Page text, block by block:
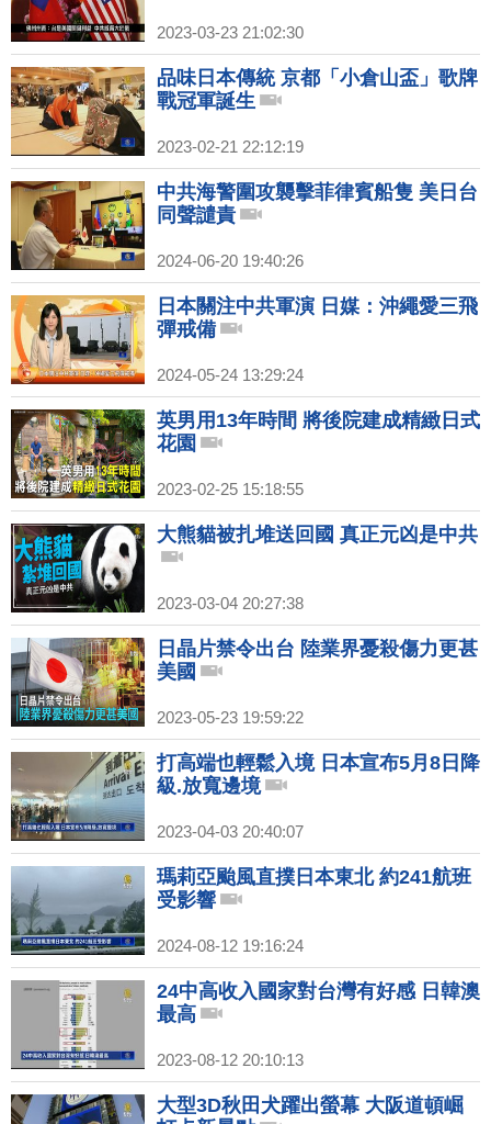
2023-03-23 21:02:30
品味日本傳統 京都「小倉山盃」歌牌
戰冠軍誕生
2023-02-21 22:12:19
中共海警圍攻襲擊菲律賓船隻 美日台
同聲譴責
2024-06-20 19:40:26
日本關注中共軍演 日媒：沖繩愛三飛
彈戒備
2024-05-24 13:29:24
英男用13年時間 將後院建成精緻日式
花園
2023-02-25 15:18:55
大熊貓被扎堆送回國 真正元凶是中共
2023-03-04 20:27:38
日晶片禁令出台 陸業界憂殺傷力更甚
美國
2023-05-23 19:59:22
打高端也輕鬆入境 日本宣布5月8日降
級.放寬邊境
2023-04-03 20:40:07
瑪莉亞颱風直撲日本東北 約241航班
受影響
2024-08-12 19:16:24
24中高收入國家對台灣有好感 日韓澳
最高
2023-08-12 20:10:13
大型3D秋田犬躍出螢幕 大阪道頓崛